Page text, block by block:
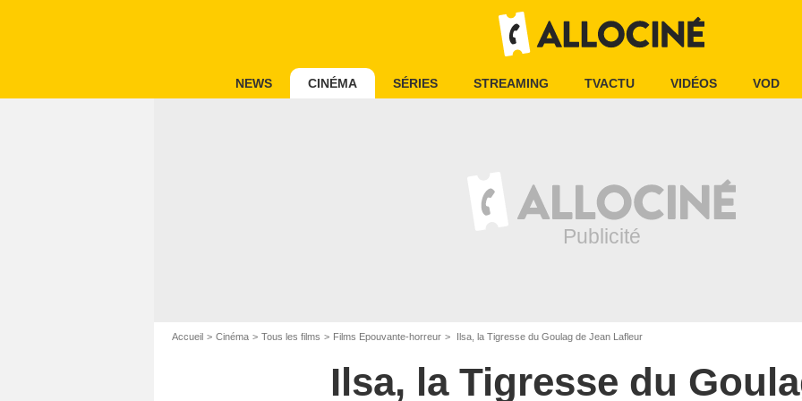
NEWS CINÉMA SÉRIES STREAMING TVACTU VIDÉOS VOD
Accueil Cinéma Tous les films Films Epouvante-horreur Ilsa, la Tigresse du Goulag de Jean Lafleur
Ilsa, la Tigresse du